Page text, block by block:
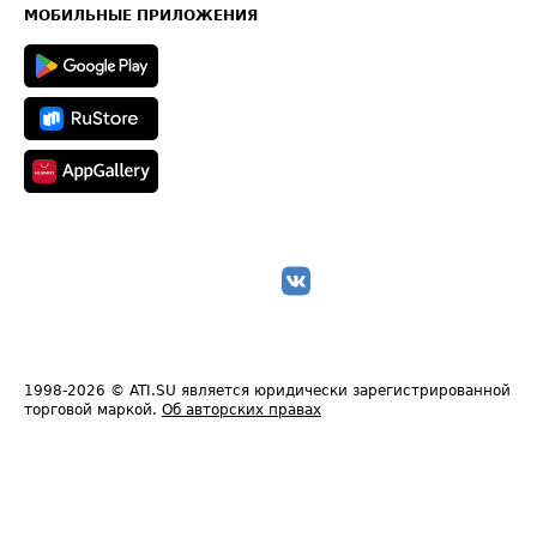
Техническая информация
МОБИЛЬНЫЕ ПРИЛОЖЕНИЯ
1998-2026 © ATI.SU является юридически зарегистрированной
торговой маркой. Об авторских правах